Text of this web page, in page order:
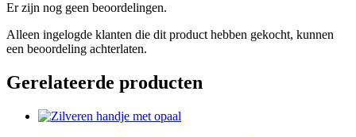
Er zijn nog geen beoordelingen.
Alleen ingelogde klanten die dit product hebben gekocht, kunnen
een beoordeling achterlaten.
Gerelateerde producten